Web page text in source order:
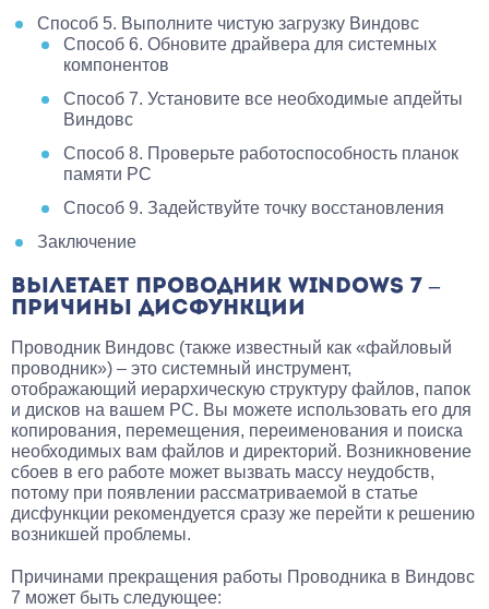
Способ 5. Выполните чистую загрузку Виндовс
Способ 6. Обновите драйвера для системных
компонентов
Способ 7. Установите все необходимые апдейты
Виндовс
Способ 8. Проверьте работоспособность планок
памяти PC
Способ 9. Задействуйте точку восстановления
Заключение
ВЫЛЕТАЕТ ПРОВОДНИК WINDOWS 7 –
ПРИЧИНЫ ДИСФУНКЦИИ
Проводник Виндовс (также известный как «файловый
проводник») – это системный инструмент,
отображающий иерархическую структуру файлов, папок
и дисков на вашем PC. Вы можете использовать его для
копирования, перемещения, переименования и поиска
необходимых вам файлов и директорий. Возникновение
сбоев в его работе может вызвать массу неудобств,
потому при появлении рассматриваемой в статье
дисфункции рекомендуется сразу же перейти к решению
возникшей проблемы.
Причинами прекращения работы Проводника в Виндовс
7 может быть следующее: